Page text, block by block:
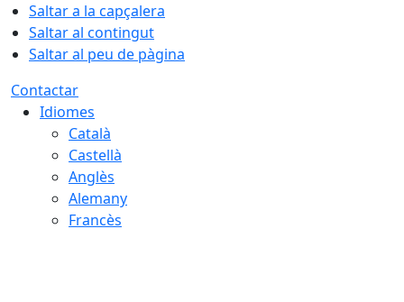
Saltar a la capçalera
Saltar al contingut
Saltar al peu de pàgina
Contactar
Idiomes
Català
Castellà
Anglès
Alemany
Francès